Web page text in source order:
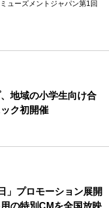
ューズメントジャパン第1回
地域の小学生向け合
ク初開催
」プロモーション展開
の特別CMを全国放映